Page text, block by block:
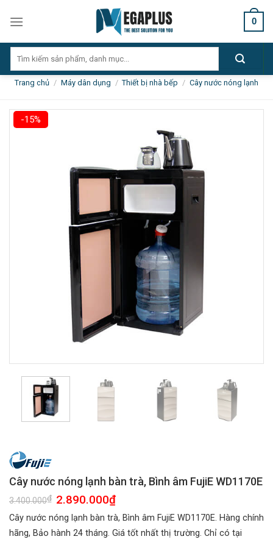
0
kiếm:
Trang chủ / Máy dân dụng / Thiết bị nhà bếp / Cây nước nóng lạnh
-15%
Cây nước nóng lạnh bàn trà, Bình âm FujiE WD1170E
3.400.000₫ Giá
gốc
là:
3.400.000₫.
2.890.000₫Giá
tại
là:
2.890.000₫.
Cây nước nóng lạnh bàn trà, Bình âm FujiE WD1170E. Hàng chính
hãng, Bảo hành 24 tháng. Giá tốt nhất thị trường. Chỉ có tại